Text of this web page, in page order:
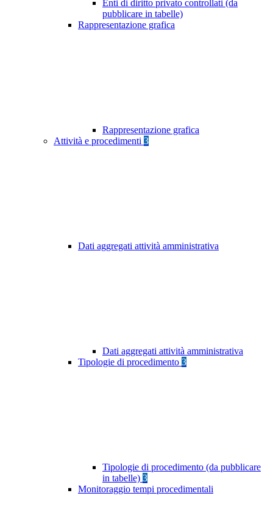
Enti di diritto privato controllati (da
pubblicare in tabelle)
Rappresentazione grafica
Rappresentazione grafica
Attività e procedimenti 3
Dati aggregati attività amministrativa
Dati aggregati attività amministrativa
Tipologie di procedimento 3
Tipologie di procedimento (da pubblicare
in tabelle) 3
Monitoraggio tempi procedimentali